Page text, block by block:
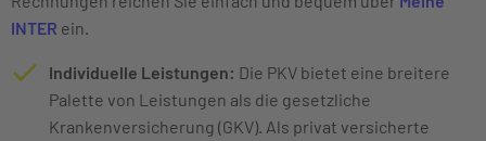
INTER ein.
Individuelle Leistungen: Die PKV bietet eine breitere
Palette von Leistungen als die gesetzliche
Krankenversicherung (GKV). Als privat versicherte